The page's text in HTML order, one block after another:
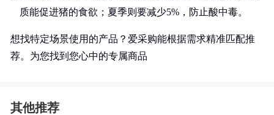
质能促进猪的食欲；夏季则要减少5%，防止酸中毒。
想找特定场景使用的产品？爱采购能根据需求精准匹配推
荐。为您找到您心中的专属商品
其他推荐